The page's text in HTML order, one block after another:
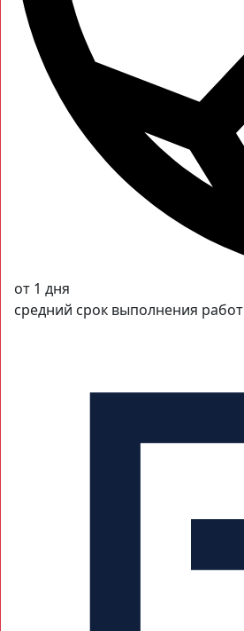
от 1 дня
средний срок выполнения работ